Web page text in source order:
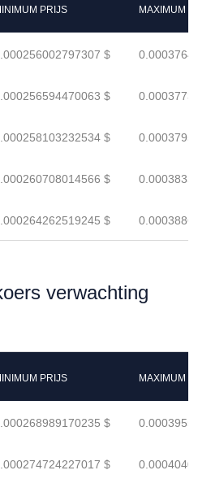
PRIJS MAXIMUM
$
$
$
$
$
verwachting
PRIJS MAXIMUM
$
$